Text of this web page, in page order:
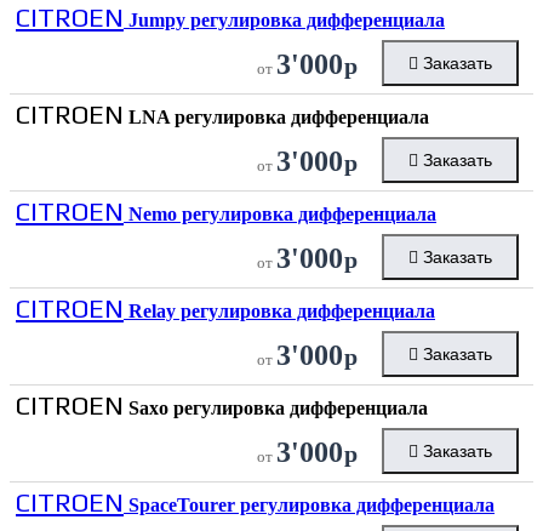
CITROEN Jumpy регулировка дифференциала
от 3'000р Заказать
CITROEN LNA регулировка дифференциала
от 3'000р Заказать
CITROEN Nemo регулировка дифференциала
от 3'000р Заказать
CITROEN Relay регулировка дифференциала
от 3'000р Заказать
CITROEN Saxo регулировка дифференциала
от 3'000р Заказать
CITROEN SpaceTourer регулировка дифференциала